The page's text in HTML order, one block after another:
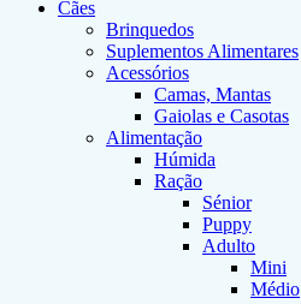
Cães
Brinquedos
Suplementos Alimentares
Acessórios
Camas, Mantas
Gaiolas e Casotas
Alimentação
Húmida
Ração
Sénior
Puppy
Adulto
Mini
Médio